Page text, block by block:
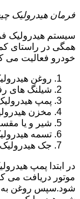
فرمان هیدرولیک
سیستم هیدرولیک
همگی در راستای
خودرو فعالیت می
روغن
شیلنگ های
پمپ
مخزن
شیر و یا
تسمه
جک هیدرولیک
در ابتدا پمپ
موتور دریافت می
شود.سپس روغن به